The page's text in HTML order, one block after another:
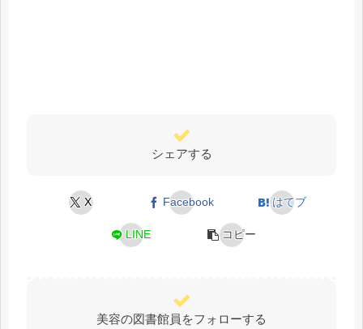
シェアする
X Facebook はてブ
LINE コピー
美容の図書館員をフォローする